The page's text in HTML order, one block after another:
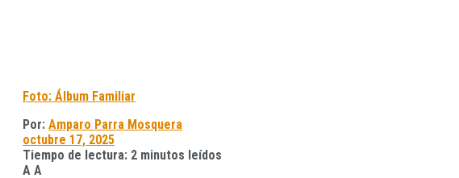
Foto: Álbum Familiar
Por: Amparo Parra Mosquera
octubre 17, 2025
Tiempo de lectura: 2 minutos leídos
A A